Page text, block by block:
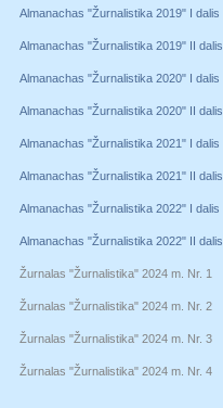
Almanachas "Žurnalistika 2019" I dalis
Almanachas "Žurnalistika 2019" II dalis
Almanachas "Žurnalistika 2020" I dalis
Almanachas "Žurnalistika 2020" II dalis
Almanachas "Žurnalistika 2021" I dalis
Almanachas "Žurnalistika 2021" II dalis
Almanachas "Žurnalistika 2022" I dalis
Almanachas "Žurnalistika 2022" II dalis
Žurnalas "Žurnalistika" 2024 m. Nr. 1
Žurnalas "Žurnalistika" 2024 m. Nr. 2
Žurnalas "Žurnalistika" 2024 m. Nr. 3
Žurnalas "Žurnalistika" 2024 m. Nr. 4